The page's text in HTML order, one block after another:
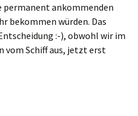
permanent ankommenden
bekommen würden. Das
:-), obwohl wir im
vom Schiff aus, jetzt erst